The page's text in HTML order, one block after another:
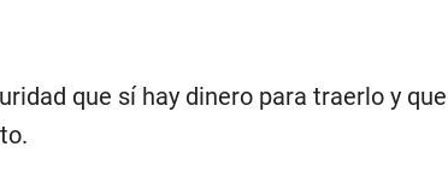
que sí hay dinero para traerlo y que